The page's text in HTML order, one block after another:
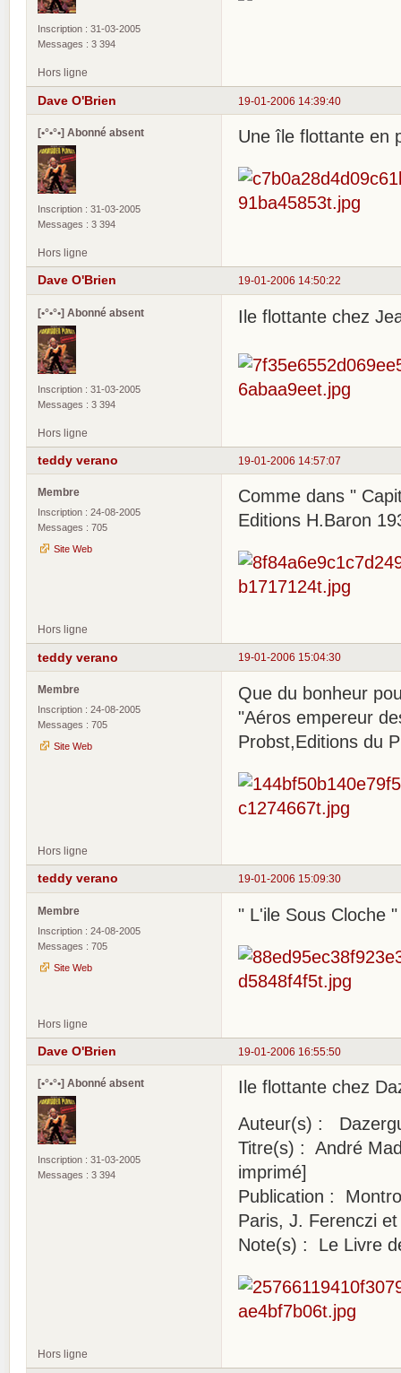
Inscription : 31-03-2005
Messages : 3 394
Hors ligne
19-01-2006 14:39:40
Dave O'Brien
[•°•°•] Abonné absent
Inscription : 31-03-2005
Messages : 3 394
Une île flottante en
Hors ligne
19-01-2006 14:50:22
Dave O'Brien
[•°•°•] Abonné absent
Inscription : 31-03-2005
Messages : 3 394
Ile flottante chez
Hors ligne
19-01-2006 14:57:07
teddy verano
Membre
Inscription : 24-08-2005
Messages : 705
Site Web
Comme dans "
Editions H.Baron
Hors ligne
19-01-2006 15:04:30
teddy verano
Membre
Inscription : 24-08-2005
Messages : 705
Site Web
Que du bonheur
"Aéros empereur
Probst,Editions du
Hors ligne
19-01-2006 15:09:30
teddy verano
Membre
Inscription : 24-08-2005
Messages : 705
Site Web
" L'ile Sous Cloche
Hors ligne
19-01-2006 16:55:50
Dave O'Brien
[•°•°•] Abonné absent
Inscription : 31-03-2005
Messages : 3 394
Ile flottante chez
Auteur(s) :
Titre(s) : André
imprimé]
Publication :
Paris, J. Ferenczi
Note(s) : Le Livre
Hors ligne